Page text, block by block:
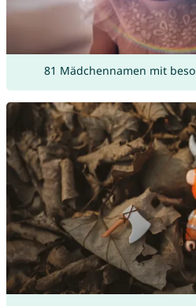
81 Mädchennamen mit